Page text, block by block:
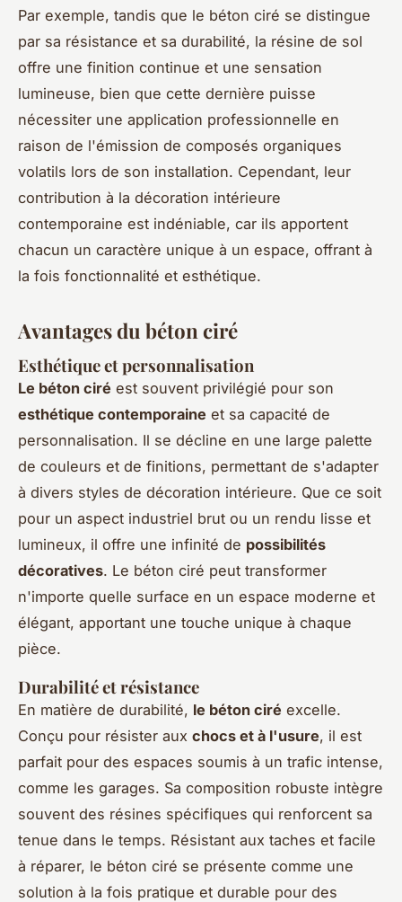
Par exemple, tandis que le béton ciré se distingue
par sa résistance et sa durabilité, la résine de sol
offre une finition continue et une sensation
lumineuse, bien que cette dernière puisse
nécessiter une application professionnelle en
raison de l'émission de composés organiques
volatils lors de son installation. Cependant, leur
contribution à la décoration intérieure
contemporaine est indéniable, car ils apportent
chacun un caractère unique à un espace, offrant à
la fois fonctionnalité et esthétique.
Avantages du béton ciré
Esthétique et personnalisation
Le béton ciré est souvent privilégié pour son
esthétique contemporaine et sa capacité de
personnalisation. Il se décline en une large palette
de couleurs et de finitions, permettant de s'adapter
à divers styles de décoration intérieure. Que ce soit
pour un aspect industriel brut ou un rendu lisse et
lumineux, il offre une infinité de possibilités
décoratives. Le béton ciré peut transformer
n'importe quelle surface en un espace moderne et
élégant, apportant une touche unique à chaque
pièce.
Durabilité et résistance
En matière de durabilité, le béton ciré excelle.
Conçu pour résister aux chocs et à l'usure, il est
parfait pour des espaces soumis à un trafic intense,
comme les garages. Sa composition robuste intègre
souvent des résines spécifiques qui renforcent sa
tenue dans le temps. Résistant aux taches et facile
à réparer, le béton ciré se présente comme une
solution à la fois pratique et durable pour des